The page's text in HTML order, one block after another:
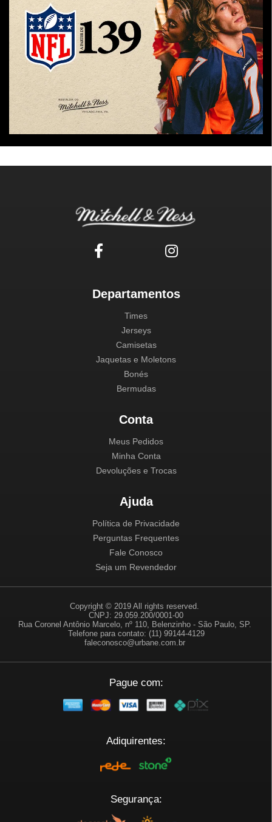
Departamentos
Times
Jerseys
Camisetas
Jaquetas e Moletons
Bonés
Bermudas
Conta
Meus Pedidos
Minha Conta
Devoluções e Trocas
Ajuda
Política de Privacidade
Perguntas Frequentes
Fale Conosco
Seja um Revendedor
Copyright © 2019 All rights reserved.
CNPJ: 29.059.200/0001-00
Rua Coronel Antônio Marcelo, nº 110, Belenzinho - São Paulo, SP.
Telefone para contato: (11) 99144-4129
faleconosco@urbane.com.br
Pague com:
Adiquirentes:
Segurança: